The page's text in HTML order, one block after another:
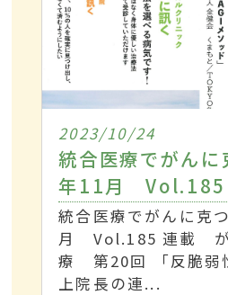
2023/10/24
統合医療でがん
年11月 Vol.185
統合医療でがんに克
月 Vol.185 連載 が
療 第20回 「反脆弱
上院長の連...